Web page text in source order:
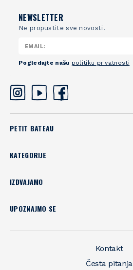
NEWSLETTER
Ne propustite sve novosti!
Pogledajte našu politiku privatnosti
PETIT BATEAU
KATEGORIJE
IZDVAJAMO
UPOZNAJMO SE
Kontakt
Česta pitanja